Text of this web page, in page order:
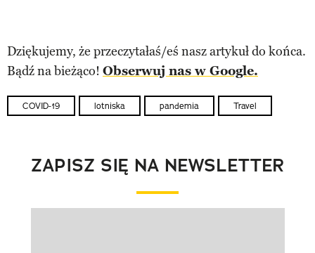
Dziękujemy, że przeczytałaś/eś nasz artykuł do końca.
Bądź na bieżąco! Obserwuj nas w Google.
COVID-19 lotniska pandemia Travel
ZAPISZ SIĘ NA NEWSLETTER